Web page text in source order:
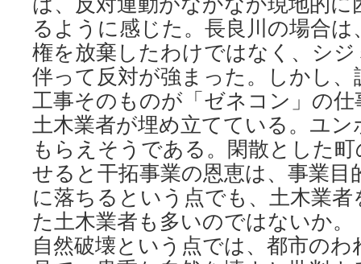
るように感じた。長良川の場合は
権を放棄したわけではなく、シ
伴って反対が強まった。しかし、
工事そのものが「ゼネコン」の
土木業者が埋め立てている。ユ
もらえそうである。閑散とした
せると干拓事業の恩恵は、事業目
に落ちるという点でも、土木業
た土木業者も多いのではないか。
自然破壊という点では、都市の